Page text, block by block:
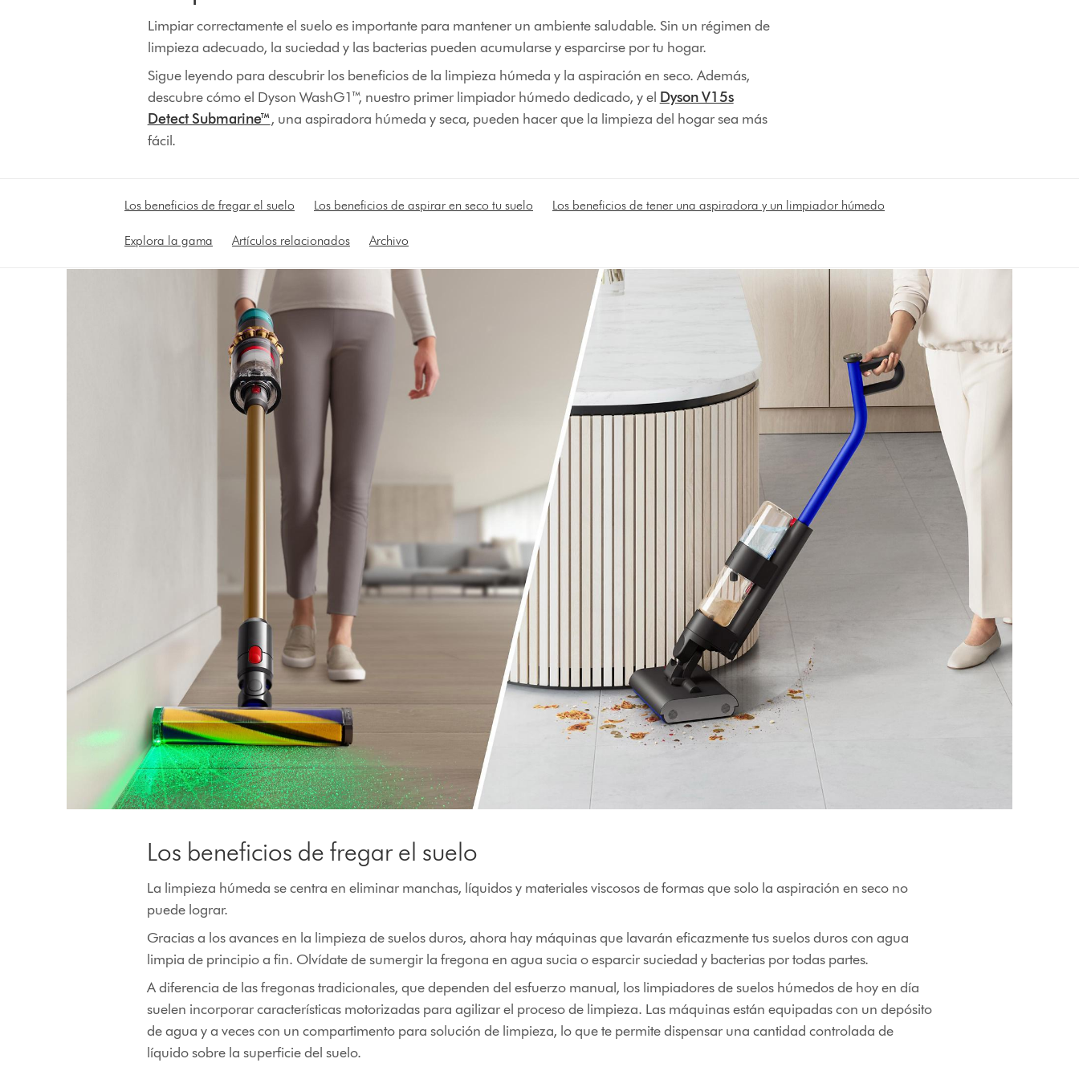
Limpiar correctamente el suelo es importante para mantener un ambiente saludable. Sin un régimen de
limpieza adecuado, la suciedad y las bacterias pueden acumularse y esparcirse por tu hogar.
Sigue leyendo para descubrir los beneficios de la limpieza húmeda y la aspiración en seco. Además,
descubre cómo el Dyson WashG1™, nuestro primer limpiador húmedo dedicado, y el Dyson V15s
Detect Submarine™, una aspiradora húmeda y seca, pueden hacer que la limpieza del hogar sea más
fácil.
Los beneficios de fregar el suelo Los beneficios de aspirar en seco tu suelo Los beneficios de tener una aspiradora y un limpiador húmedo
Explora la gama Artículos relacionados Archivo
Los beneficios de fregar el suelo
La limpieza húmeda se centra en eliminar manchas, líquidos y materiales viscosos de formas que solo la aspiración en seco no
puede lograr.
Gracias a los avances en la limpieza de suelos duros, ahora hay máquinas que lavarán eficazmente tus suelos duros con agua
limpia de principio a fin. Olvídate de sumergir la fregona en agua sucia o esparcir suciedad y bacterias por todas partes.
A diferencia de las fregonas tradicionales, que dependen del esfuerzo manual, los limpiadores de suelos húmedos de hoy en día
suelen incorporar características motorizadas para agilizar el proceso de limpieza. Las máquinas están equipadas con un depósito
de agua y a veces con un compartimento para solución de limpieza, lo que te permite dispensar una cantidad controlada de
líquido sobre la superficie del suelo.